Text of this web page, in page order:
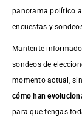
panorama político
encuestas y
Mantente
sondeos de
momento actual,
cómo han
para que tengas